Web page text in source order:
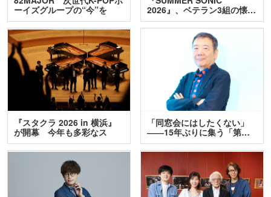
ーイズグループの“今”を
訊…
2026』、ベテラン3組の懐…
『スタクラ 2026 in 横浜』
が開幕 今年も多彩なス
テ…
「同窓会にはしたくない」
――15年ぶりに集う「第…